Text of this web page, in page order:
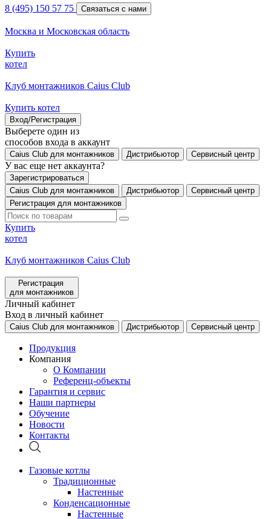
8 (495) 150 57 75 Связаться с нами
Москва и Московская область
Купить
котел
Клуб монтажников Caius Club
Купить котел
Вход/Регистрация
Выберете один из
способов входа в аккаунт
Caius Club для монтажников Дистрибьютор Сервисный центр
У вас еще нет аккаунта?
Зарегистрироваться
Caius Club для монтажников
Дистрибьютор
Сервисный центр
Регистрация для монтажников
Купить
котел
Клуб монтажников Caius Club
Регистрация
для монтажников
Личный кабинет
Вход в личный кабинет
Caius Club для монтажников Дистрибьютор Сервисный центр
Продукция
Компания
О Компании
Референц-объекты
Гарантия и сервис
Наши партнеры
Обучение
Новости
Контакты
Газовые котлы
Традиционные
Настенные
Конденсационные
Настенные